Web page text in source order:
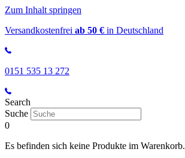
Zum Inhalt springen
Versandkostenfrei ab 50 € in Deutschland
0151 535 13 272
Search
Suche
0
Es befinden sich keine Produkte im Warenkorb.